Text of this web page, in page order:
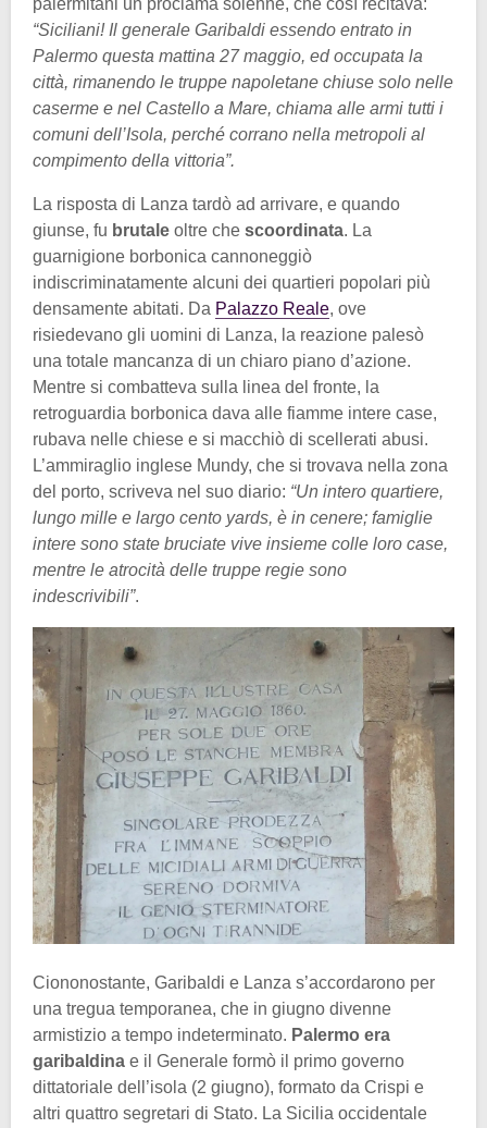
“Siciliani! Il generale Garibaldi essendo entrato in
Palermo questa mattina 27 maggio, ed occupata la
città, rimanendo le truppe napoletane chiuse solo nelle
caserme e nel Castello a Mare, chiama alle armi tutti i
comuni dell’Isola, perché corrano nella metropoli al
compimento della vittoria”.
La risposta di Lanza tardò ad arrivare, e quando
giunse, fu brutale oltre che scoordinata. La
guarnigione borbonica cannoneggiò
indiscriminatamente alcuni dei quartieri popolari più
densamente abitati. Da Palazzo Reale, ove
risiedevano gli uomini di Lanza, la reazione palesò
una totale mancanza di un chiaro piano d’azione.
Mentre si combatteva sulla linea del fronte, la
retroguardia borbonica dava alle fiamme intere case,
rubava nelle chiese e si macchiò di scellerati abusi.
L’ammiraglio inglese Mundy, che si trovava nella zona
del porto, scriveva nel suo diario: “Un intero quartiere,
lungo mille e largo cento yards, è in cenere; famiglie
intere sono state bruciate vive insieme colle loro case,
mentre le atrocità delle truppe regie sono
indescrivibili”.
Ciononostante, Garibaldi e Lanza s’accordarono per
una tregua temporanea, che in giugno divenne
armistizio a tempo indeterminato. Palermo era
garibaldina e il Generale formò il primo governo
dittatoriale dell’isola (2 giugno), formato da Crispi e
altri quattro segretari di Stato. La Sicilia occidentale